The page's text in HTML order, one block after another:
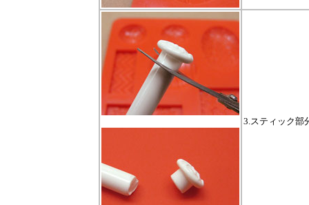
3.スティック部